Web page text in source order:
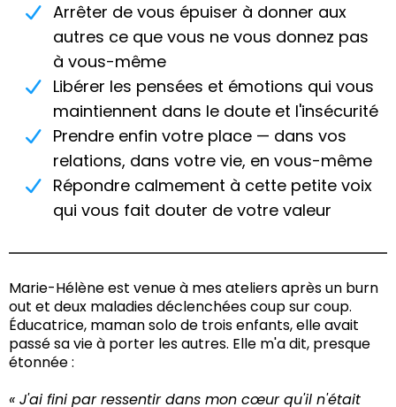
Arrêter de vous épuiser à donner aux
autres ce que vous ne vous donnez pas
à vous-même
Libérer les pensées et émotions qui vous
maintiennent dans le doute et l'insécurité
Prendre enfin votre place — dans vos
relations, dans votre vie, en vous-même
Répondre calmement à cette petite voix
qui vous fait douter de votre valeur
Marie-Hélène est venue à mes ateliers après un burn
out et deux maladies déclenchées coup sur coup.
Éducatrice, maman solo de trois enfants, elle avait
passé sa vie à porter les autres. Elle m'a dit, presque
étonnée :
« J'ai fini par ressentir dans mon cœur qu'il n'était